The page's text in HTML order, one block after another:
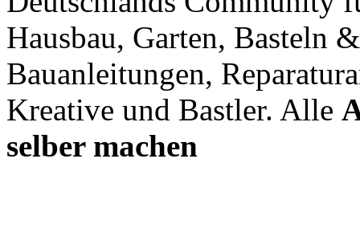
Hausbau, Garten, Basteln
Bauanleitungen,
Kreative und Bastler. Alle
selber machen